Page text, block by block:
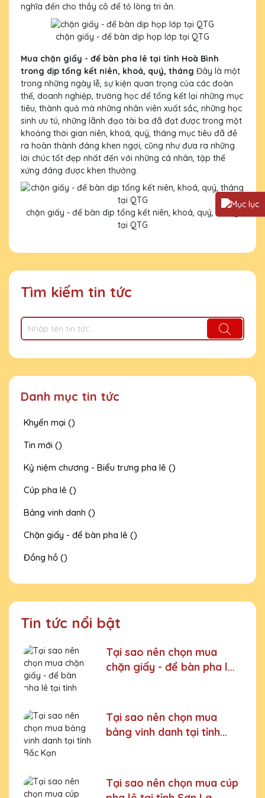
nghĩa đến cho thầy cô để tỏ lòng tri ân.
chặn giấy - để bàn dịp họp lớp tại QTG
Mua chặn giấy - để bàn pha lê tại tỉnh Hoà Bình
trong dịp tổng kết niên, khoá, quý, tháng Đây là một
trong những ngày lễ, sự kiện quan trọng của các đoàn
thể, doanh nghiệp, trường học để tổng kết lại những mục
tiêu, thành quả mà những nhân viên xuất sắc, những học
sinh ưu tú, những lãnh đạo tài ba đã đạt được trong một
khoảng thời gian niên, khoá, quý, tháng mục tiêu đã đề
ra hoàn thành đáng khen ngợi, cũng như đưa ra những
lời chúc tốt đẹp nhất đến với những cá nhân, tập thể
xứng đáng được khen thưởng.
chặn giấy - để bàn dịp tổng kết niên, khoá, quý, tháng
tại QTG
Tìm kiếm tin tức
Danh mục tin tức
Khyến mại ()
Tin mới ()
Kỷ niệm chương - Biểu trưng pha lê ()
Cúp pha lê ()
Bảng vinh danh ()
Chặn giấy - để bàn pha lê ()
Đồng hồ ()
Tin tức nổi bật
Tại sao nên chọn mua
chặn giấy - để bàn pha lê
Tại sao nên chọn mua
bảng vinh danh tại tỉnh
Tại sao nên chọn mua cúp